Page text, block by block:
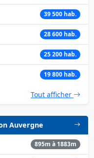
39 500 hab.
28 600 hab.
25 200 hab.
19 800 hab.
Tout afficher
Auvergne
895m à 1883m